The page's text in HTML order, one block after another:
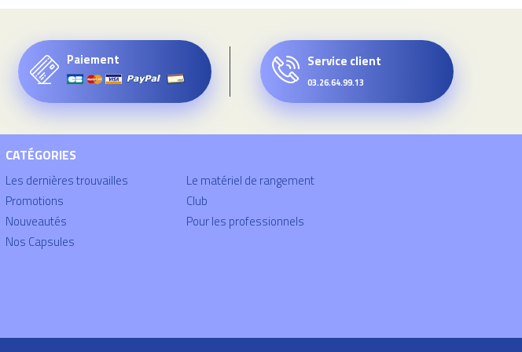
Paiement Service client
03.26.64.99.13
CATÉGORIES
Les dernières trouvailles
Promotions
Nouveautés
Nos Capsules
Le matériel de rangement
Club
Pour les professionnels